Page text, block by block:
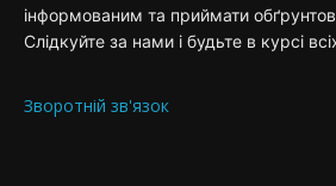
інформованим та приймати
Слідкуйте за нами і будьте в курсі
Зворотній зв'язок